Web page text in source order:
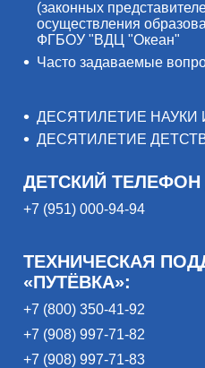
(законных
осуществления
ФГБОУ "ВДЦ "Океан"
Часто задаваемые
ДЕСЯТИЛЕТИЕ НАУКИ
ДЕСЯТИЛЕТИЕ
ДЕТСКИЙ
+7 (951) 000-94-94
ТЕХНИЧЕСКАЯ
«ПУТЁВКА»:
+7 (800) 350-41-92
+7 (908) 997-71-82
+7 (908) 997-71-83